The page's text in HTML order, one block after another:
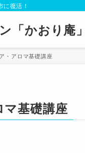
復活！
「かおり庵
・アロマ基礎講座
基礎講座